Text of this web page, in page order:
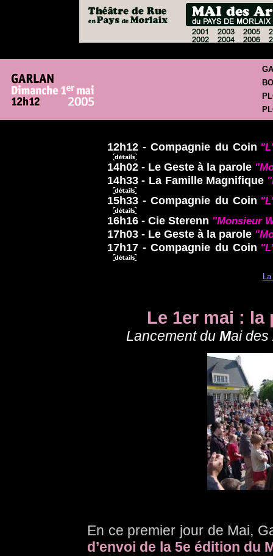
12h12 - Compagnie du Coin
14h02 - Le Geste à la parole
14h33 - La Famille Magnifique
15h33 - Compagnie du Coin
16h16 - Cie Sterenn "Monsieur
17h03 - Le Geste à la parole
17h17 - Compagnie du Coin
Le 1er mai : la
Lancement du Mai des
En ce premier jour de Mai,
d’envoi de la 5e édition du